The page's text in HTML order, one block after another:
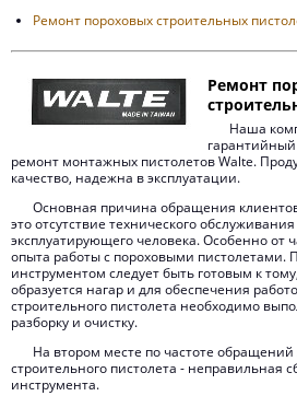
Ремонт пороховых строительных
Ремонт
Наша
ремонт монтажных пистолетов Walte.
качество, надежна в эксплуатации.
Основная причина обращения
это отсутствие технического
эксплуатирующего человека. Особенно
опыта работы с пороховыми пистолетами.
инструментом следует быть готовым к
образуется нагар и для обеспечения
строительного пистолета необходимо
разборку и очистку.
На втором месте по частоте
строительного пистолета - неправильная
инструмента.